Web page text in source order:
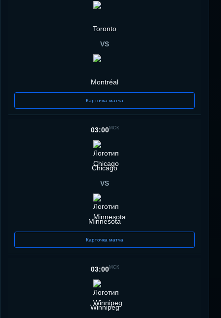
Toronto
VS
Montréal
Карточка матча
03:00МСК
Chicago
VS
Minnesota
Карточка матча
03:00МСК
Winnipeg